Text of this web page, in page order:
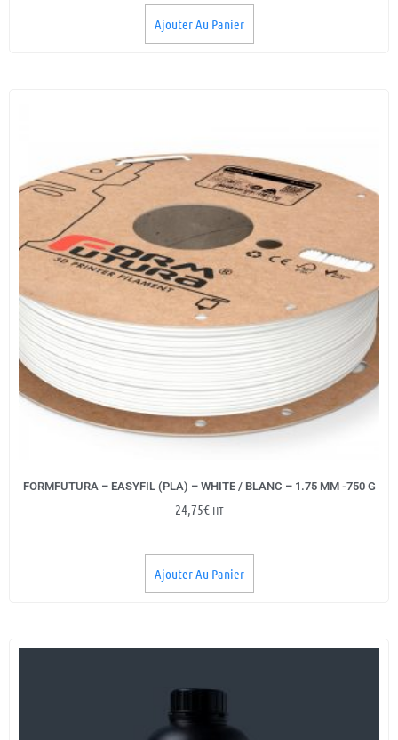
Ajouter Au Panier
FORMFUTURA – EASYFIL (PLA) – WHITE / BLANC – 1.75 MM -750 G
24,75€ HT
Ajouter Au Panier